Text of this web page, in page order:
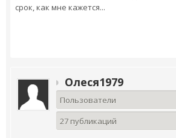
срок, как мне кажется...
Олеся1979
Пользователи
27 публикаций